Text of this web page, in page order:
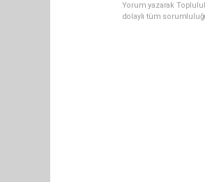
Yorum yazarak
dolaylı tüm